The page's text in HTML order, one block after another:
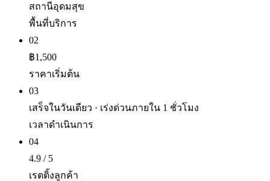
สถานีอุดมสุข
พื้นที่บริการ
02
฿1,500
ราคาเริ่มต้น
03
เสร็จในวันเดียว · เร่งด่วนภายใน 1 ชั่วโมง
เวลาดำเนินการ
04
4.9 / 5
เรตติ้งลูกค้า